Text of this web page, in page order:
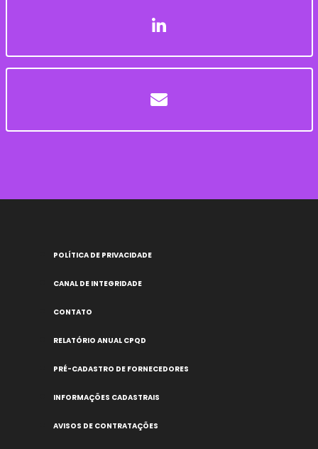
POLÍTICA DE PRIVACIDADE
CANAL DE INTEGRIDADE
CONTATO
RELATÓRIO ANUAL CPQD
PRÉ-CADASTRO DE FORNECEDORES
INFORMAÇÕES CADASTRAIS
AVISOS DE CONTRATAÇÕES